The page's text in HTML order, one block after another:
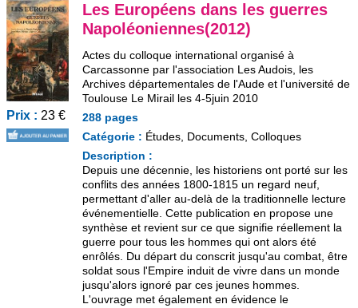
Prix : 23 €
Les Européens dans les guerres
Napoléoniennes(2012)
Actes du colloque international organisé à
Carcassonne par l'association Les Audois, les
Archives départementales de l'Aude et l'université de
Toulouse Le Mirail les 4-5juin 2010
288 pages
Catégorie : Études, Documents, Colloques
Description :
Depuis une décennie, les historiens ont porté sur les
conflits des années 1800-1815 un regard neuf,
permettant d'aller au-delà de la traditionnelle lecture
événementielle. Cette publication en propose une
synthèse et revient sur ce que signifie réellement la
guerre pour tous les hommes qui ont alors été
enrôlés. Du départ du conscrit jusqu'au combat, être
soldat sous l'Empire induit de vivre dans un monde
jusqu'alors ignoré par ces jeunes hommes.
L'ouvrage met également en évidence le